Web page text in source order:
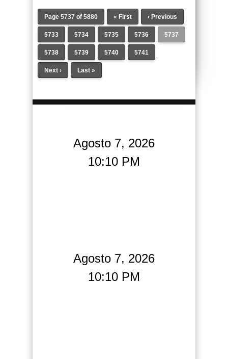
Page 5737 of 5880 « First ‹ Previous
5733 5734 5735 5736 5737
5738 5739 5740 5741
Next › Last »
Agosto 7, 2026
10:10 PM
Agosto 7, 2026
10:10 PM